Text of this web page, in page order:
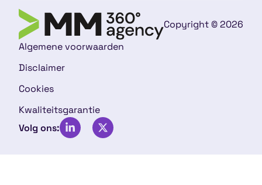
Copyright © 2026
Algemene voorwaarden
Disclaimer
Cookies
Kwaliteitsgarantie
Volg ons: